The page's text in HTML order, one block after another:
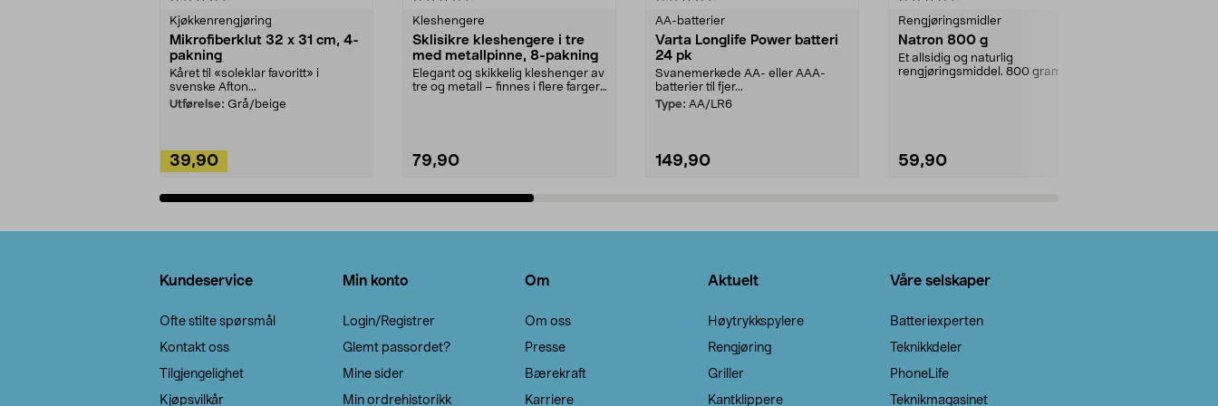
Kjøkkenrengjøring
Mikrofiberklut 32 x 31 cm, 4-
pakning
Kåret til «soleklar favoritt» i
svenske Afton...
Utførelse: Grå/beige
39,90
Kleshengere
Sklisikre kleshengere i tre
med metallpinne, 8-pakning
Elegant og skikkelig kleshenger av
tre og metall – finnes i flere farger.
79,90
AA-batterier
Varta Longlife Power batteri
24 pk
Svanemerkede AA- eller AAA-
batterier til fjer...
Type: AA/LR6
149,90
Rengjøringsmidler
Natron 800 g
Et allsidig og naturlig
rengjøringsmiddel. 800 gram
59,90
Kundeservice
Ofte stilte spørsmål
Kontakt oss
Tilgjengelighet
Kjøpsvilkår
Min konto
Login/Registrer
Glemt passordet?
Mine sider
Min ordrehistorikk
Om
Om oss
Presse
Bærekraft
Karriere
Aktuelt
Høytrykkspylere
Rengjøring
Griller
Kantklippere
Våre selskaper
Batteriexperten
Teknikkdeler
PhoneLife
Teknikmagasinet